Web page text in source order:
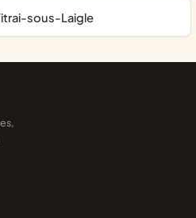
Vitrai-sous-Laigle